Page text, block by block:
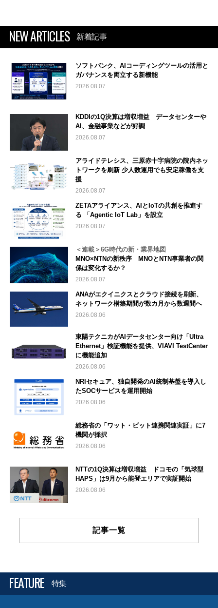
NEW ARTICLES 新着記事
ソフトバンク、AIコーディングツールの活用と
ガバナンスを両立する新機能
2026.08.07
KDDIの1Q決算は増収増益 データセンターや
AI、金融事業などが好調
2026.08.07
アライドテレシス、三原赤十字病院の院内ネッ
トワークを刷新 少人数運用でも安定稼働を支
援
2026.08.07
ZETAアライアンス、AIとIoTの共創を推進す
る 「Agentic IoT Lab」を設立
2026.08.07
＜連載＞6G時代の新・業界地図
MNO×NTNの新秩序 MNOとNTN事業者の関
係は変化するか？
2026.08.07
ANAがエクイニクスとクラウド接続を刷新、
ネットワーク構築期間が数カ月から数週間へ
2026.08.06
東陽テクニカがAIデータセンター向け「Ultra
Ethernet」検証機能を提供、VIAVI TestCenter
に機能追加
2026.08.06
NRIセキュア、独自開発のAI統制基盤を導入し
たSOCサービスを運用開始
2026.08.06
総務省の「ワット・ビット連携関連実証」に7
機関が採択
2026.08.06
NTTの1Q決算は増収増益 ドコモの「気球型
HAPS」は9月から能登エリアで実証開始
2026.08.06
記事一覧
FEATURE 特集